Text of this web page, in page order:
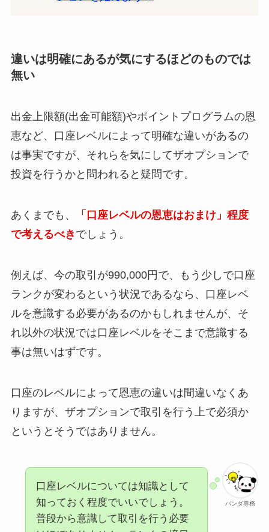
違いは明確にあるが気にするほどのものでは
無い
出金上限額(出金可能額)やポイントプログラムの恩
恵など、口座レベルによって明確な違いがあるの
は事実ですが、それらを気にしてザオプションで
投資を行うかと問われると疑問です。
あくまでも、
「口座レベルの恩恵はおまけ」程度
で考えるべき でしょう。
例えば、今の取引が990,000円で、もう少しで口座
ランクが変わるという状況であるなら、口座レベ
ルを意識する必要があるのかもしれませんが、そ
れ以外の状況では口座レベルをそこまで意識する
事は無いはずです。
口座のレベルによって恩恵の違いは間違いなくあ
りますが、ザオプションで取引を行う上で必須か
というとそうではありません。
パンダ専務
口座レベルについては知識として
知っておく程度でいいでしょう。
普段から意識して取引を行う必要